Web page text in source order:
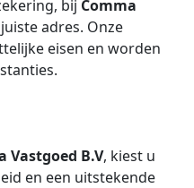
bij Comma
adres. Onze
eisen en worden
Vastgoed B.V, kiest u
en een uitstekende